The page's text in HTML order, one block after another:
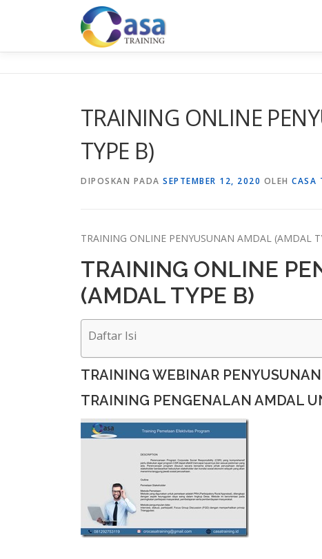
TRAINING ONLINE
TYPE B)
DIPOSKAN PADA SEPTEMBER 12, 2020 OLEH CASA
TRAINING ONLINE PENYUSUNAN AMDAL (AMDAL
TRAINING ONLINE
(AMDAL TYPE B)
Daftar Isi
TRAINING WEBINAR
TRAINING PENGENALAN AMDAL